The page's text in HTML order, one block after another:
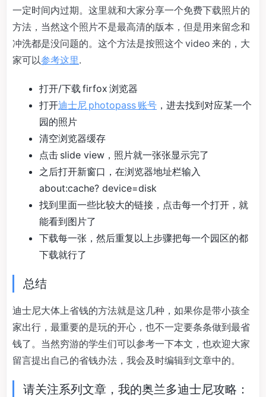
一定时间内过期。这里就和大家分享一个免费下载照片的
方法，当然这个照片不是最高清的版本，但是用来留念和
冲洗都是没问题的。这个方法是按照这个 video 来的，大
家可以参考这里.
打开/下载 firfox 浏览器
打开迪士尼 photopass 账号 ，进去找到对应某一个
园的照片
清空浏览器缓存
点击 slide view，照片就一张张显示完了
之后打开新窗口，在浏览器地址栏输入
about:cache? device=disk
找到里面一些比较大的链接，点击每一个打开，就
能看到图片了
下载每一张，然后重复以上步骤把每一个园区的都
下载就行了
总结
迪士尼大体上省钱的方法就是这几种，如果你是带小孩全
家出行，最重要的是玩的开心，也不一定要条条做到最省
钱了。当然穷游的学生们可以参考一下本文，也欢迎大家
留言提出自己的省钱办法，我会及时编辑到文章中的。
请关注系列文章，我的奥兰多迪士尼攻略：